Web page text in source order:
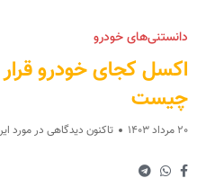
دانستنی‌های خودرو
اکسل کجای خودرو
چیست
20 مرداد 1403 تاکنون دیدگاهی در